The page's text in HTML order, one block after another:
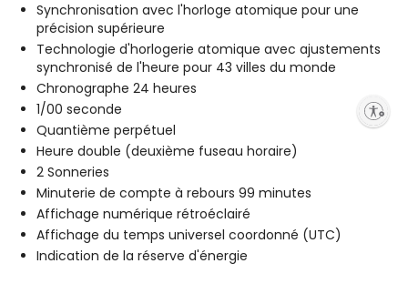
Synchronisation avec l'horloge atomique pour une
précision supérieure
Technologie d'horlogerie atomique avec ajustements
synchronisé de l'heure pour 43 villes du monde
Chronographe 24 heures
1/00 seconde
Quantième perpétuel
Heure double (deuxième fuseau horaire)
2 Sonneries
Minuterie de compte à rebours 99 minutes
Affichage numérique rétroéclairé
Affichage du temps universel coordonné (UTC)
Indication de la réserve d'énergie